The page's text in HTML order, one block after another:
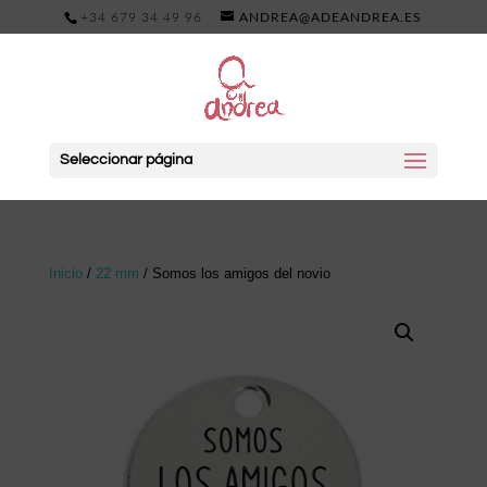
+34 679 34 49 96 ANDREA@ADEANDREA.ES
Seleccionar página
Inicio/ 22 mm / Somos los amigos del novio